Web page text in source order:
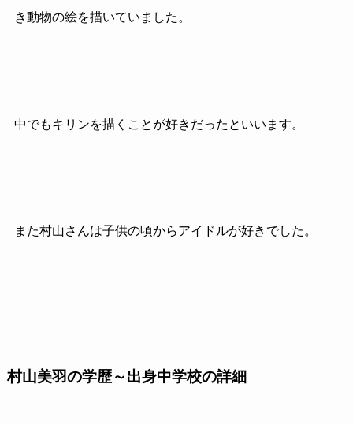
き動物の絵を描いていました。
中でもキリンを描くことが好きだったといいます。
また村山さんは子供の頃からアイドルが好きでした。
村山美羽の学歴～出身中学校の詳細